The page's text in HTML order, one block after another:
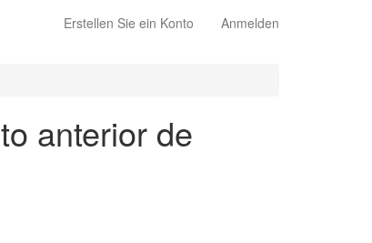
Erstellen Sie ein Konto Anmelden
anterior de